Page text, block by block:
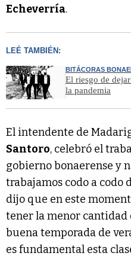
Echeverría.
LEÉ TAMBIÉN:
BITÁCORAS
El riesgo de
la pandemia
El intendente de
Santoro, celebró el
gobierno bonaerense y
trabajamos codo a codo
dijo que en este
tener la menor cantidad
buena temporada de
es fundamental esta